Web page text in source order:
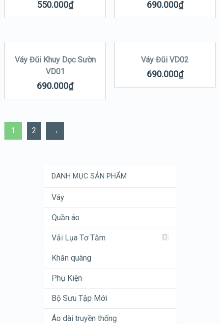
550.000₫ 690.000₫
Váy Đũi Khuy Dọc Sườn
VD01
690.000₫
Váy Đũi VD02
690.000₫
1 2 →
DANH MỤC SẢN PHẨM
Váy
Quần áo
Vải Lụa Tơ Tằm
Khăn quàng
Phụ Kiện
Bộ Sưu Tập Mới
Áo dài truyền thống